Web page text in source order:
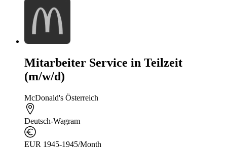
Mitarbeiter Service in Teilzeit
(m/w/d)
McDonald's Österreich
Deutsch-Wagram
EUR 1945-1945/Month